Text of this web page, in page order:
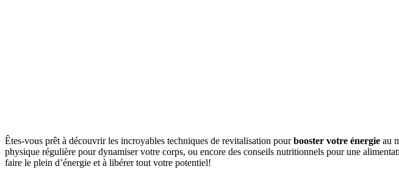
Êtes-vous prêt à découvrir les incroyables techniques de revitalisation pourbooster votre énergie au
physique régulière pour dynamiser votre corps, ou encore des conseils nutritionnels pour une
faire le plein d’énergie et à libérer tout votre potentiel!